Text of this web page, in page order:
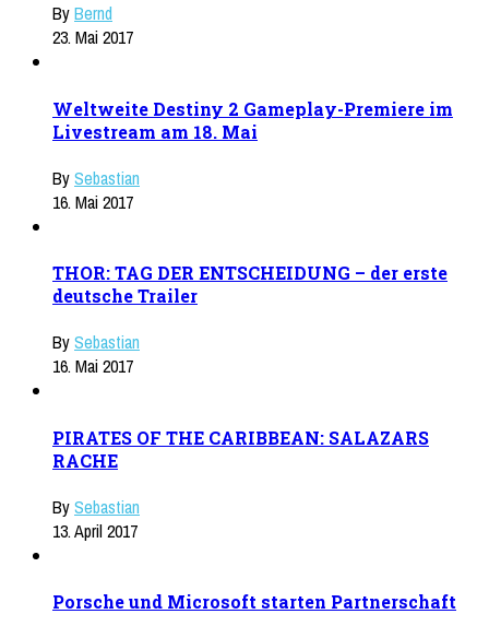
ByBernd
23. Mai 2017
Weltweite Destiny 2 Gameplay-Premiere im
Livestream am 18. Mai
BySebastian
16. Mai 2017
THOR: TAG DER ENTSCHEIDUNG – der erste
deutsche Trailer
BySebastian
16. Mai 2017
PIRATES OF THE CARIBBEAN: SALAZARS
RACHE
BySebastian
13. April 2017
Porsche und Microsoft starten Partnerschaft